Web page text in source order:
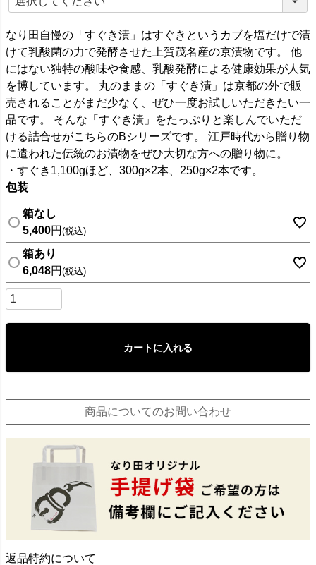
必
)
なり田自慢の「すぐき漬」はすぐきというカブを塩だけで漬
けて乳酸菌の力で発酵させた上賀茂名産の京漬物です。 他
にはない独特の酸味や食感、乳酸発酵による健康効果が人気
を博しています。 丸のままの「すぐき漬」は京都の外で販
売されることがまだ少なく、ぜひ一度お試しいただきたい一
品です。 そんな「すぐき漬」をたっぷりと楽しんでいただ
ける詰合せがこちらのBシリーズです。 江戸時代から贈り物
に遣われた伝統のお漬物をぜひ大切な方への贈り物に。
・すぐき1,100gほど、300g×2本、250g×2本です。
包装
箱なし
5,400
税込
箱あり
6,048
税込
カートに入れる
商品についてのお問い合わせ
返品特約について